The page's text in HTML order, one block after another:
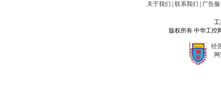
关于我们 联系我们 广告
工
版权所有 中华工控
经